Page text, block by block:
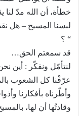
لبسنا المسيح – هل
“ ؟
قد سمعتم الحق…
لنتأمّل ونفكّر : أين
عرّفْنا كل الشعوب
وأطّرناه بأفكارنا
وقادتُها أن لها،